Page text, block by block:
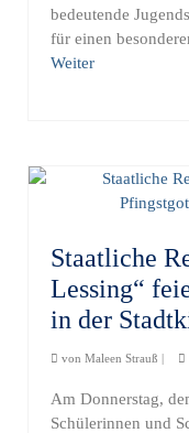
bedeutende
für einen
Weiter
Staatliche
Lessing“
in der
von Maleen Strauß |
Am Donnerstag,
Schülerinnen und